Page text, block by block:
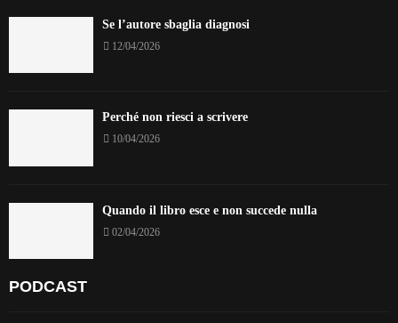
Se l’autore sbaglia diagnosi
12/04/2026
Perché non riesci a scrivere
10/04/2026
Quando il libro esce e non succede nulla
02/04/2026
PODCAST